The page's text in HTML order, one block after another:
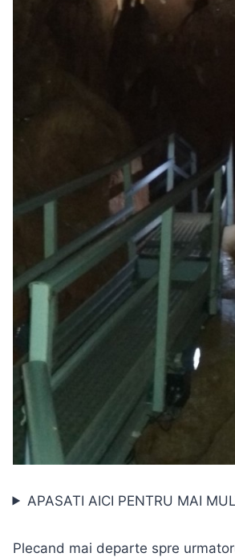
APASATI AICI PENTRU MAI
Plecand mai departe spre